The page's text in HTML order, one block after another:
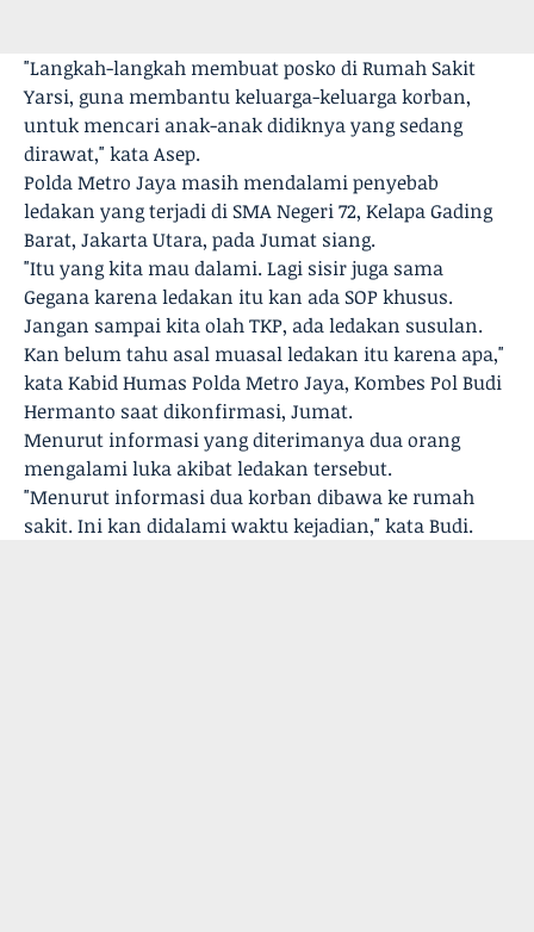
"Langkah-langkah membuat posko di Rumah Sakit
Yarsi, guna membantu keluarga-keluarga korban,
untuk mencari anak-anak didiknya yang sedang
dirawat," kata Asep.
Polda Metro Jaya masih mendalami penyebab
ledakan yang terjadi di SMA Negeri 72, Kelapa Gading
Barat, Jakarta Utara, pada Jumat siang.
"Itu yang kita mau dalami. Lagi sisir juga sama
Gegana karena ledakan itu kan ada SOP khusus.
Jangan sampai kita olah TKP, ada ledakan susulan.
Kan belum tahu asal muasal ledakan itu karena apa,"
kata Kabid Humas Polda Metro Jaya, Kombes Pol Budi
Hermanto saat dikonfirmasi, Jumat.
Menurut informasi yang diterimanya dua orang
mengalami luka akibat ledakan tersebut.
"Menurut informasi dua korban dibawa ke rumah
sakit. Ini kan didalami waktu kejadian," kata Budi.